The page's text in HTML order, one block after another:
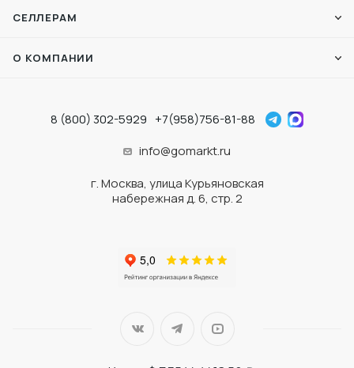
СЕЛЛЕРАМ
О КОМПАНИИ
8 (800) 302-5929 +7(958)756-81-88
info@gomarkt.ru
г. Москва, улица Курьяновская
набережная д. 6, стр. 2